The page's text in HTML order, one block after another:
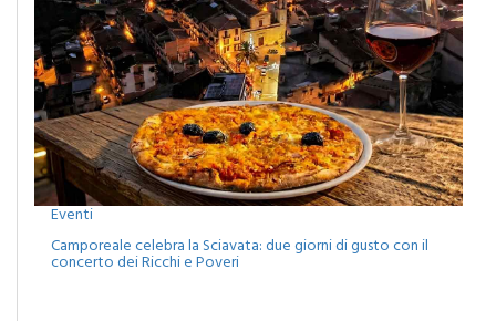
Eventi
Camporeale celebra la Sciavata: due giorni di gusto con il
concerto dei Ricchi e Poveri